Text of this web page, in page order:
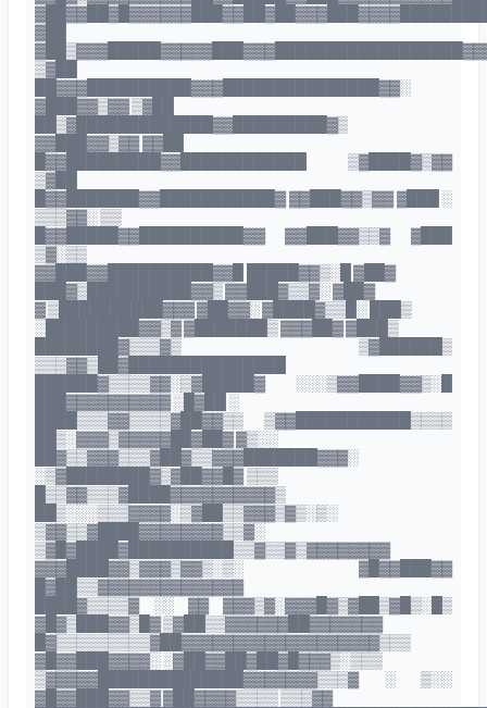
▓██
▒▓██
██▓▓▓██████████▓▓▓███████████████▓▓░
▓███▓▓▒▓▓ ▒▓██
██▒▓█████████████▓▓█████████▓▒
▓▓███▓▓▒▓▓ ▓▓██
█▓▓█████████▓▓████████████ ▒▓████▓▒▓▓
▒▓██
█▓▓███████▓▓███████████▓ ▓▓███▓▓▒▓▓ ▓███ ░
▒▒▒▓▓░ ▒▒
█▓▓█████▓▓██████████▓▓ ▓▓███▓▓▒▒▓ ▓███
▒▓░▒▒
▓▓███▓▓██████████▓▓█ █████▓▓▒░█ ▓██▓
███▓▒██████████▓▓▒ ▓▓███▓▒▒▓░ ▓██▓
▓ ▒██████████▓▓▓ ▓██▓▓░ ▓████▓▒▒█░ ███▒
░█████████▓▓▒▓ ▓███████▒ ▓▓▓██▓ ▓███▒
████████▓▒▒▒▓▒ ▒▓██████▒
▒▒▒▓▓▒██▓███████████████
██████▓▒▒▒▒▓▓░▒▓█████▓ ░░░▒▓▓████▓▓▒░█
███▓▓▓▓▓▓▓▓▓▓ ░█▓██ ░
████▒▒▒▓▓▒▒▒▒▓██▓▓▒▒ ▒▓▓███████████▒▒▒▒
██▒░▓▓▓▒▓▓▓▓▓██▓██▓ ▓▒░░
██▓▒▒▓▓▓▒▒▒▓██▓▒▒▓▓▓███████▓▓▓░
░▒▓████████▓▒▓██▓▓█▓ ▒▒▒
█▒▒▓▓▒▒▒▓████▓▓▓▓▓▓▓▓▓▓▒
██▒░░░▒▒▒▓▓▓▓░▒▓██▒▒▓▓▓▒▓▒░▒░
▒▓▓▒▒▓████▓▓▓▓▓▓▓▓▒▒▓░
▒▓█▓████▓██████████▒▒▓▒▒▓▒▓▓▓▓▓▓▓▓
▓▓▓████▓▓▒▓▓▓▒▓▓▒░▒░ ▓█▓▓███▓▓
█▓██▒▒▓▓▓▓▓▓▓▓▓▓▓▓▓▓
████▓▒▒▒▒▓ ░░ ▓▓ ▓▓▓▒▓░▓▓▓█▓▒▓██▒▓█▒░█▒
▓█▓▒███▓▓▒█▓ ▒▓██▒▒▓▓▓▓▓▓██▓▓▓▓▓▓▓
█▓▒▒▒▒▒▒▒▒▒▓██▓▓▓▓▓▓▓▓▓▓▓▓▓▓▓▓▓▓▓▒▒▒
▓█▓▓███▓▓▓▓░ ░▓██▓▓██▓██▓█▓▓▓▒░▒▒▒
▒▓▓▓▓▓██████████████▓▓▓▓▓▓▓▒▒▒▓ ░ ▒░░
▓█▓▓███▓▓▒▒▓ ▓██▓▓▓▓▒▒▒▒ ▒▒▒▓▓